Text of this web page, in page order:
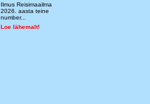
Ilmus Reisimaailma
2026. aasta teine
number...
Loe lähemalt!